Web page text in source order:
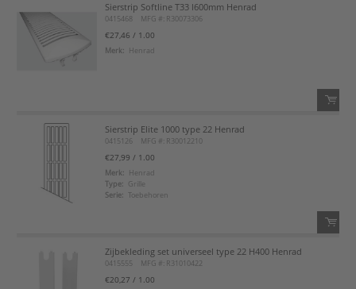
Sierstrip Softline T33 l600mm Henrad
0415468 MFG #: R30073306
€27,46 / 1.00
Merk: Henrad
Voeg toe aan favorietenlijst
Sierstrip Elite 1000 type 22 Henrad
0415126 MFG #: R30012210
€27,99 / 1.00
Merk:
Henrad
Type:
Grille
Serie:
Toebehoren
QTY:
Zijbekleding set universeel type 22 H400 Henrad
0415555 MFG #: R31010422
€20,27 / 1.00